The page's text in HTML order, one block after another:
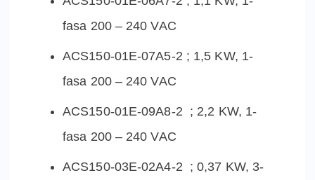
fasa 200 – 240 VAC
ACS150-01E-07A5-2 ; 1,5 KW, 1-
fasa 200 – 240 VAC
ACS150-01E-09A8-2 ; 2,2 KW, 1-
fasa 200 – 240 VAC
ACS150-03E-02A4-2 ; 0,37 KW, 3-